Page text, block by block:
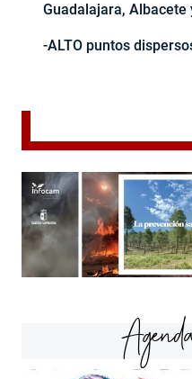
Guadalajara, Albacete
-ALTO puntos